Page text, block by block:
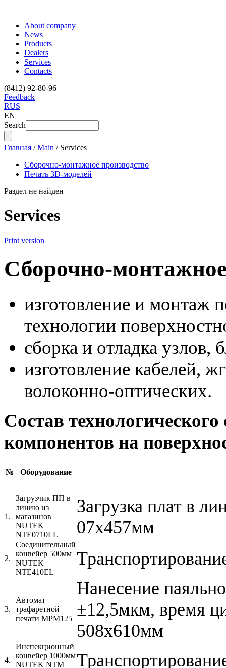
About company
News
Products
Dealers
Services
Contacts
(8412) 92-80-96
Feedback
RUS
EN
Search
Главная /Main / Services
Сборочно-монтажное производство
Печать 3D-моделей
Раздел не найден
Services
Print version
Сборочно-
изготовление и монтаж
технологии
сборка и отладка узлов,
изготовление кабелей,
волоконно-оптических.
Состав
компонентов на
№ Оборудование
1.
Загрузчик ПП в
линию из
магазинов
NUTEK
NTE0710LL
Загрузка плат в
07х457мм
2.
Соединительный
конвейер 500мм
NUTEK
NTE410EL
3.
Автомат
трафаретной
печати MPM125
Нанесение
±12,5мкм, время
508х610мм
4.
Инспекционный
конвейер 1000мм
NUTEK NTM